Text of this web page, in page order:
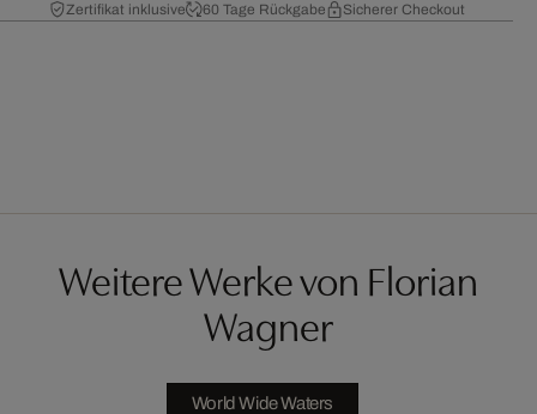
Zertifikat inklusive 60 Tage Rückgabe Sicherer Checkout
Weitere Werke von Florian
Wagner
World Wide Waters